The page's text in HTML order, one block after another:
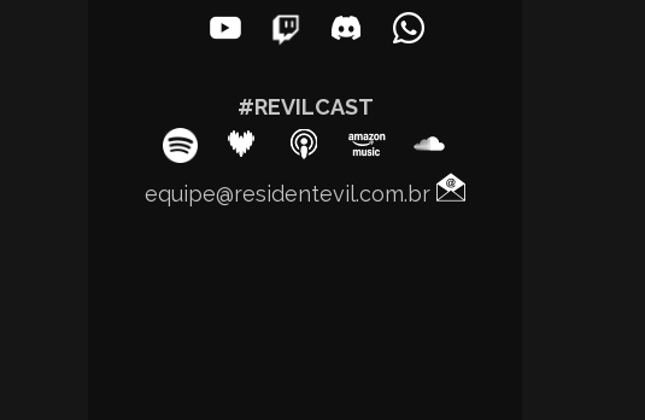
#REVILCAST
equipe@residentevil.com.br